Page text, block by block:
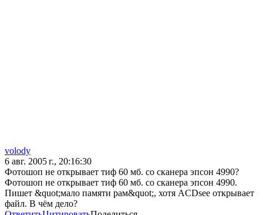
volody
6 авг. 2005 г., 20:16:30
Фотошоп не открывает тиф 60 мб. со сканера эпсон 4990?
Фотошоп не открывает тиф 60 мб. со сканера эпсон 4990.
Пишет &quot;мало памяти рам&quot;, хотя ACDsee открывает
файл. В чём дело?